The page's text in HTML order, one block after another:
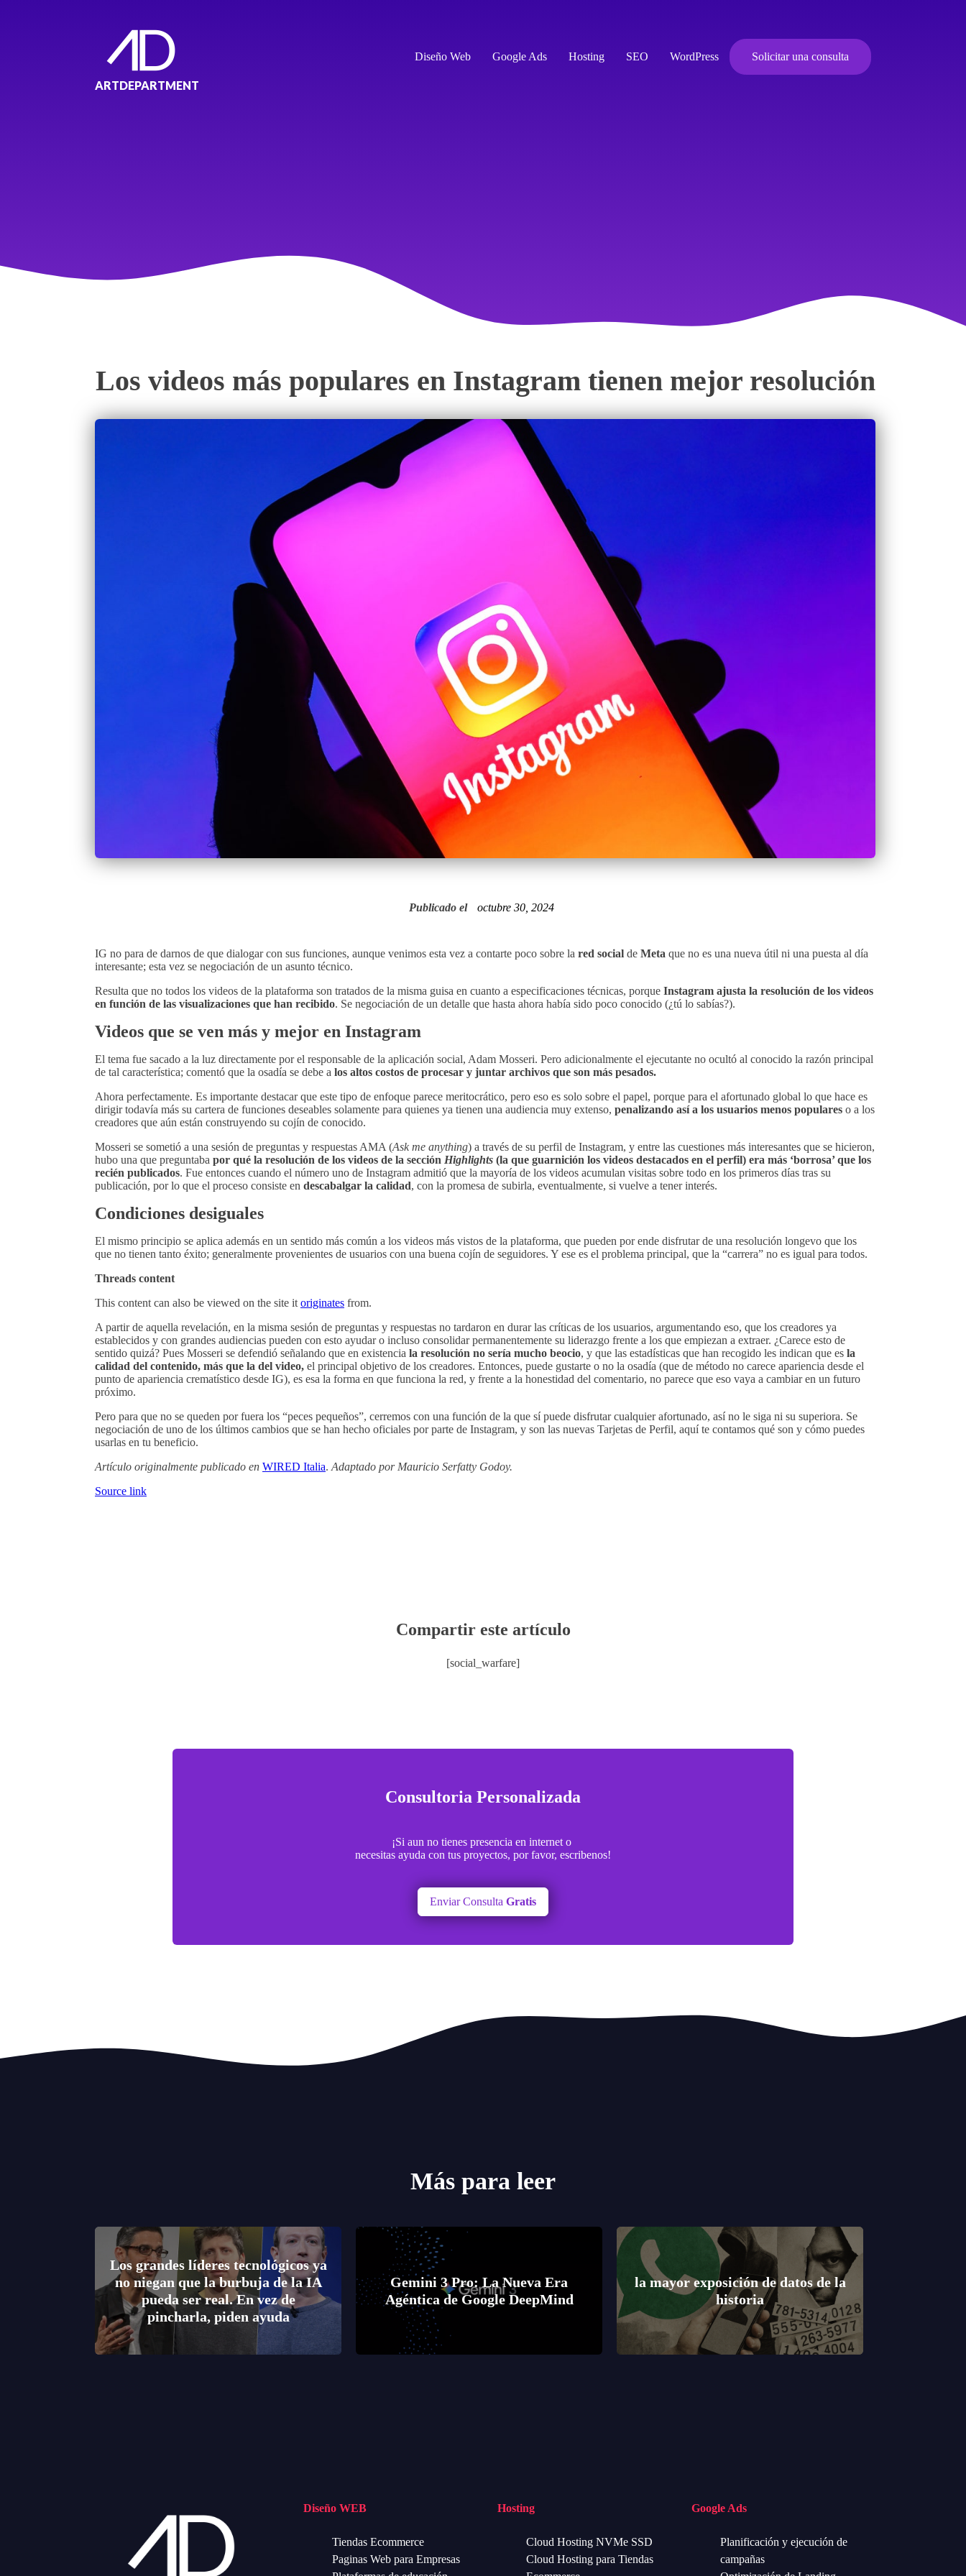
ARTDEPARTMENT
Diseño Web Google Ads Hosting SEO WordPress Solicitar una consulta
Los videos más populares en Instagram tienen mejor resolución
Publicado el octubre 30, 2024
IG no para de darnos de que dialogar con sus funciones, aunque venimos esta vez a contarte poco sobre la red social de Meta que no es una nueva útil ni una puesta al día
interesante; esta vez se negociación de un asunto técnico.
Resulta que no todos los videos de la plataforma son tratados de la misma guisa en cuanto a especificaciones técnicas, porque Instagram ajusta la resolución de los videos
en función de las visualizaciones que han recibido. Se negociación de un detalle que hasta ahora había sido poco conocido (¿tú lo sabías?).
Videos que se ven más y mejor en Instagram
El tema fue sacado a la luz directamente por el responsable de la aplicación social, Adam Mosseri. Pero adicionalmente el ejecutante no ocultó al conocido la razón principal
de tal característica; comentó que la osadía se debe a los altos costos de procesar y juntar archivos que son más pesados.
Ahora perfectamente. Es importante destacar que este tipo de enfoque parece meritocrático, pero eso es solo sobre el papel, porque para el afortunado global lo que hace es
dirigir todavía más su cartera de funciones deseables solamente para quienes ya tienen una audiencia muy extenso, penalizando así a los usuarios menos populares o a los
creadores que aún están construyendo su cojín de conocido.
Mosseri se sometió a una sesión de preguntas y respuestas AMA (Ask me anything) a través de su perfil de Instagram, y entre las cuestiones más interesantes que se hicieron,
hubo una que preguntaba por qué la resolución de los videos de la sección Highlights (la que guarnición los videos destacados en el perfil) era más ‘borrosa’ que los
recién publicados. Fue entonces cuando el número uno de Instagram admitió que la mayoría de los videos acumulan visitas sobre todo en los primeros días tras su
publicación, por lo que el proceso consiste en descabalgar la calidad, con la promesa de subirla, eventualmente, si vuelve a tener interés.
Condiciones desiguales
El mismo principio se aplica además en un sentido más común a los videos más vistos de la plataforma, que pueden por ende disfrutar de una resolución longevo que los
que no tienen tanto éxito; generalmente provenientes de usuarios con una buena cojín de seguidores. Y ese es el problema principal, que la “carrera” no es igual para todos.
Threads content
This content can also be viewed on the site it originates from.
A partir de aquella revelación, en la misma sesión de preguntas y respuestas no tardaron en durar las críticas de los usuarios, argumentando eso, que los creadores ya
establecidos y con grandes audiencias pueden con esto ayudar o incluso consolidar permanentemente su liderazgo frente a los que empiezan a extraer. ¿Carece esto de
sentido quizá? Pues Mosseri se defendió señalando que en existencia la resolución no sería mucho beocio, y que las estadísticas que han recogido les indican que es la
calidad del contenido, más que la del video, el principal objetivo de los creadores. Entonces, puede gustarte o no la osadía (que de método no carece apariencia desde el
punto de apariencia crematístico desde IG), es esa la forma en que funciona la red, y frente a la honestidad del comentario, no parece que eso vaya a cambiar en un futuro
próximo.
Pero para que no se queden por fuera los “peces pequeños”, cerremos con una función de la que sí puede disfrutar cualquier afortunado, así no le siga ni su superiora. Se
negociación de uno de los últimos cambios que se han hecho oficiales por parte de Instagram, y son las nuevas Tarjetas de Perfil, aquí te contamos qué son y cómo puedes
usarlas en tu beneficio.
Artículo originalmente publicado en WIRED Italia. Adaptado por Mauricio Serfatty Godoy.
Source link
Compartir este artículo
[social_warfare]
Consultoria Personalizada
¡Si aun no tienes presencia en internet o
necesitas ayuda con tus proyectos, por favor, escribenos!
Enviar Consulta Gratis
Más para leer
Los grandes líderes tecnológicos ya
no niegan que la burbuja de la IA
pueda ser real. En vez de
pincharla, piden ayuda
Gemini 3 Pro: La Nueva Era
Agéntica de Google DeepMind
la mayor exposición de datos de la
historia
Diseño WEB
Tiendas Ecommerce
Paginas Web para Empresas
Hosting
Cloud Hosting NVMe SSD
Cloud Hosting para Tiendas
Google Ads
Planificación y ejecución de
campañas